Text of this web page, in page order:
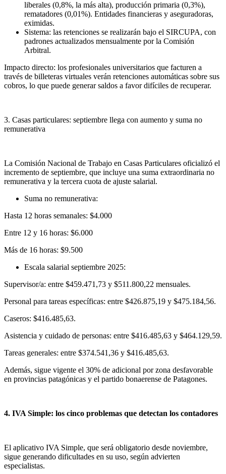
liberales (0,8%, la más alta), producción primaria (0,3%),
rematadores (0,01%). Entidades financieras y aseguradoras,
eximidas.
Sistema: las retenciones se realizarán bajo el SIRCUPA, con
padrones actualizados mensualmente por la Comisión
Arbitral.
Impacto directo: los profesionales universitarios que facturen a
través de billeteras virtuales verán retenciones automáticas sobre sus
cobros, lo que puede generar saldos a favor difíciles de recuperar.
3. Casas particulares: septiembre llega con aumento y suma no
remunerativa
La Comisión Nacional de Trabajo en Casas Particulares oficializó el
incremento de septiembre, que incluye una suma extraordinaria no
remunerativa y la tercera cuota de ajuste salarial.
Suma no remunerativa:
Hasta 12 horas semanales: $4.000
Entre 12 y 16 horas: $6.000
Más de 16 horas: $9.500
Escala salarial septiembre 2025:
Supervisor/a: entre $459.471,73 y $511.800,22 mensuales.
Personal para tareas específicas: entre $426.875,19 y $475.184,56.
Caseros: $416.485,63.
Asistencia y cuidado de personas: entre $416.485,63 y $464.129,59.
Tareas generales: entre $374.541,36 y $416.485,63.
Además, sigue vigente el 30% de adicional por zona desfavorable
en provincias patagónicas y el partido bonaerense de Patagones.
4. IVA Simple: los cinco problemas que detectan los contadores
El aplicativo IVA Simple, que será obligatorio desde noviembre,
sigue generando dificultades en su uso, según advierten
especialistas.